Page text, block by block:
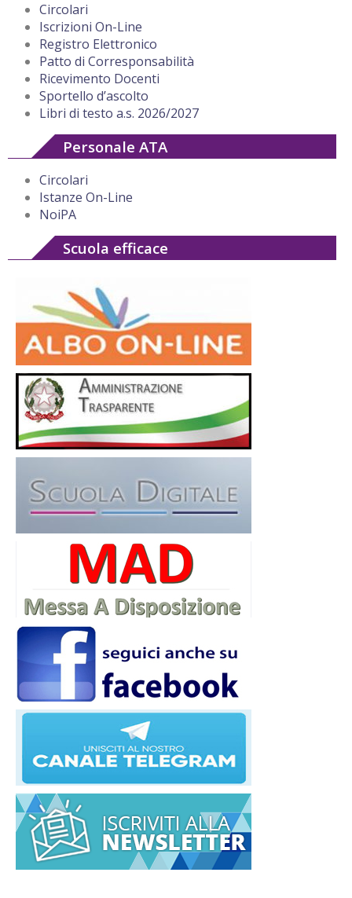
Circolari
Iscrizioni On-Line
Registro Elettronico
Patto di Corresponsabilità
Ricevimento Docenti
Sportello d’ascolto
Libri di testo a.s. 2026/2027
Personale ATA
Circolari
Istanze On-Line
NoiPA
Scuola efficace